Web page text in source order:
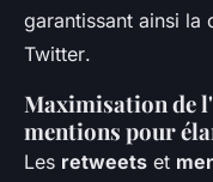
garantissant ainsi la
Twitter.
Maximisation de
mentions pour
Les retweets et